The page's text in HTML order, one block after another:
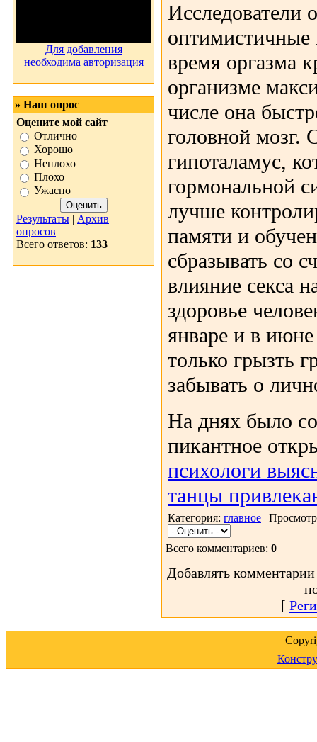
Для добавления
необходима авторизация
» Наш опрос
Оцените мой сайт
Отлично
Хорошо
Неплохо
Плохо
Ужасно
Результаты | Архив
опросов
Всего ответов: 133
Исследователи
время оргазма
организме
числе она
головной мозг.
гипоталамус,
гормональной
лучше
памяти и
сбразывать со
влияние секса
здоровье
январе и в июне
только грызть
забывать о
На днях было
пикантное
психологи
танцы
Категория: главное |
Всего комментариев: 0
Добавлять
[